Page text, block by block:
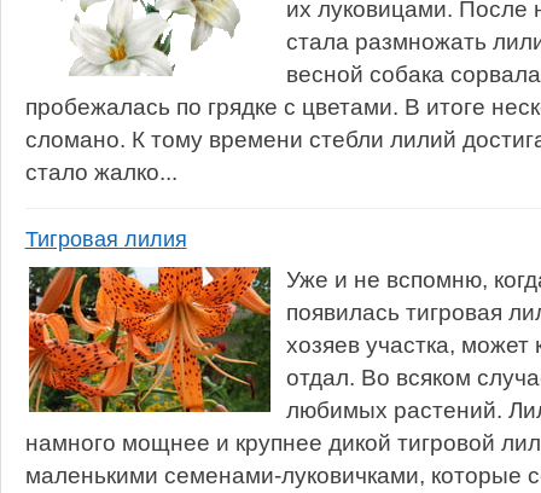
их луковицами. После
стала размножать
весной собака
пробежалась по грядке с цветами. В итоге
сломано. К тому времени стебли лилий
стало жалко...
Тигровая лилия
Уже и не вспомню,
появилась тигровая
хозяев участка, может
отдал. Во всяком
любимых растений.
намного мощнее и крупнее дикой тигровой
маленькими семенами-луковичками, которые